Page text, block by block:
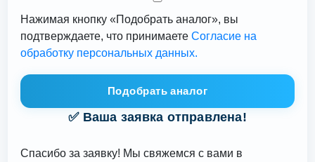
Нажимая кнопку «Подобрать аналог», вы
подтверждаете, что принимаетеСогласие на
обработку персональных данных.
Подобрать аналог
✅ Ваша заявка отправлена!
Спасибо за заявку! Мы свяжемся с вами в